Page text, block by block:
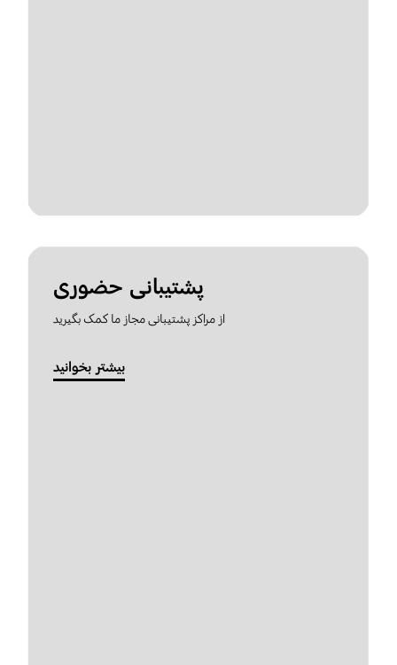
پشتیبانی حضوری
از مراکز پشتیبانی مجاز ما کمک بگیرید
بیشتر بخوانید